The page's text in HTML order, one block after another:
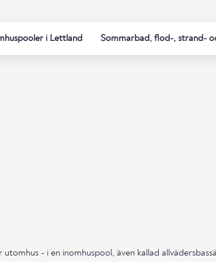
i Lettland Sommarbad, flod-, strand-
- i en inomhuspool, även kallad